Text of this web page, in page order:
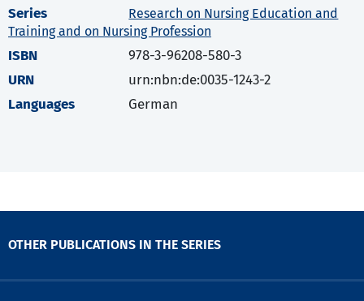
Series
Research on Nursing Education and
Training and on Nursing Profession
ISBN
978-3-96208-580-3
URN
urn:nbn:de:0035-1243-2
Languages
German
OTHER PUBLICATIONS IN THE SERIES